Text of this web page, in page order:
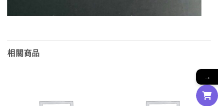
相關商品
→